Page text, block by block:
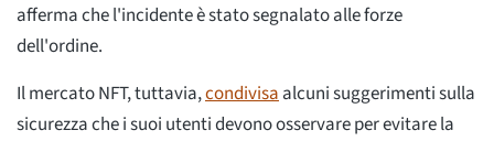
afferma che l'incidente è stato segnalato alle forze
dell'ordine.
Il mercato NFT, tuttavia,condivisaalcuni suggerimenti sulla
sicurezza che i suoi utenti devono osservare per evitare la